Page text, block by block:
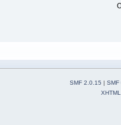
SMF 2.0.15 | SMF
XHTML